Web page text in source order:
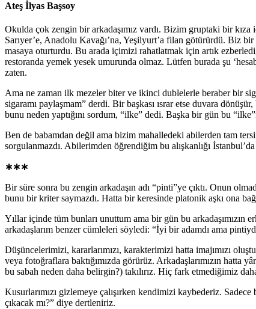
Ateş İlyas Başsoy
Okulda çok zengin bir arkadaşımız vardı. Bizim gruptaki bir kıza
Sarıyer’e, Anadolu Kavağı’na, Yeşilyurt’a filan götürürdü. Biz
masaya oturturdu. Bu arada içimizi rahatlatmak için artık
restoranda yemek yesek umurunda olmaz. Lütfen burada şu
zaten.
Ama ne zaman ilk mezeler biter ve ikinci dublelerle beraber bir
sigaramı paylaşmam” derdi. Bir başkası ısrar etse duvara
bunu neden yaptığını sordum, “ilke” dedi. Başka bir gün bu
Ben de babamdan değil ama bizim mahalledeki abilerden tam
sorgulanmazdı. Abilerimden öğrendiğim bu alışkanlığı
∗∗∗
Bir süre sonra bu zengin arkadaşın adı “pinti”ye çıktı. Onun
bunu bir kriter saymazdı. Hatta bir keresinde platonik aşkı ona
Yıllar içinde tüm bunları unuttum ama bir gün bu arkadaşımızın
arkadaşlarım benzer cümleleri söyledi: “İyi bir adamdı ama
Düşüncelerimizi, kararlarımızı, karakterimizi hatta imajımızı
veya fotoğraflara baktığımızda görürüz. Arkadaşlarımızın
bu sabah neden daha belirgin?) takılırız. Hiç fark etmediğimiz
Kusurlarımızı gizlemeye çalışırken kendimizi kaybederiz.
çıkacak mı?” diye dertleniriz.